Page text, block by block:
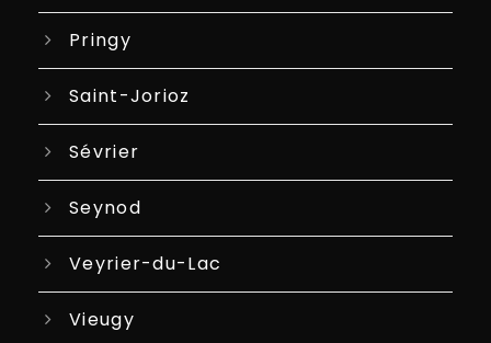
Pringy
Saint-Jorioz
Sévrier
Seynod
Veyrier-du-Lac
Vieugy